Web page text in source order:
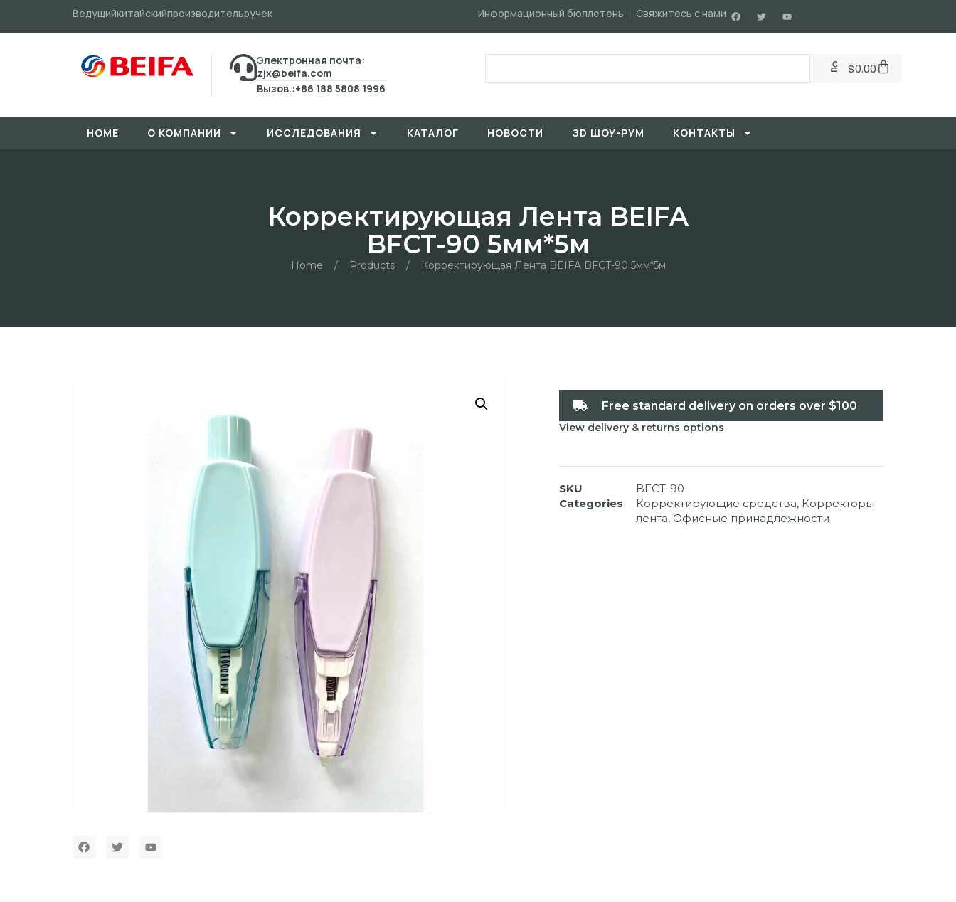
Ведущийкитайскийпроизводительручек Информационный бюллетень Свяжитесь с нами
Электронная почта:
zjx@beifa.com
Вызов.:+86 188 5808 1996
$0.00
HOME О КОМПАНИИ ИССЛЕДОВАHИЯ КАТАЛОГ HОBOCTИ ЗD ШОУ-РУМ KОНТАКТЫ
Корректирующая Лента BEIFA
BFCT-90 5мм*5м
Home / Products / Корректирующая Лента BEIFA BFCT-90 5мм*5м
Free standard delivery on orders over $100
View delivery & returns options
SKU
BFCT-90
Categories
Корректирующие средства, Корректоры
лента, Офисные принадлежности